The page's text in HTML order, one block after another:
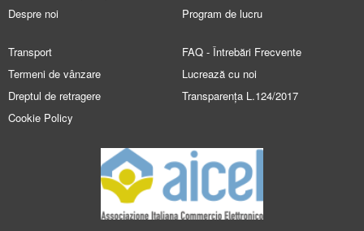
Despre noi
Program de lucru
Transport
Termeni de vânzare
Dreptul de retragere
Cookie Policy
FAQ - Întrebări Frecvente
Lucrează cu noi
Transparența L.124/2017